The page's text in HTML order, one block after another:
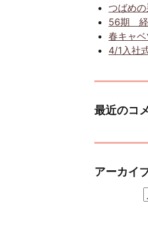
つばめの
56期 経
春キャ
4/1入社
最近のコ
アーカイ